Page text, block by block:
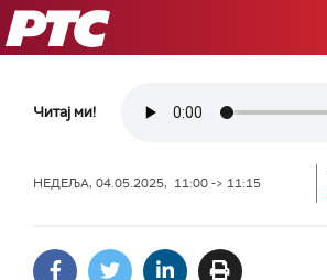
РТС
Читај ми!
НЕДЕЉА, 04.05.2025, 11:00 -> 11:15